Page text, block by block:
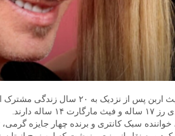
زندگی مشترک از هم جدا شده‌اند.
دارند.
سبک کانتری و برنده چهار جایزه گرمی، ژوئن ۲۰۰۶ با هم ازدواج